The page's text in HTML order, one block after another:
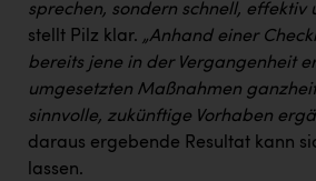
sprechen, sondern schnell, effektiv
stellt Pilz klar. „Anhand einer
bereits jene in der Vergangenheit
umgesetzten Maßnahmen
sinnvolle, zukünftige Vorhaben
daraus ergebende Resultat kann
lassen.